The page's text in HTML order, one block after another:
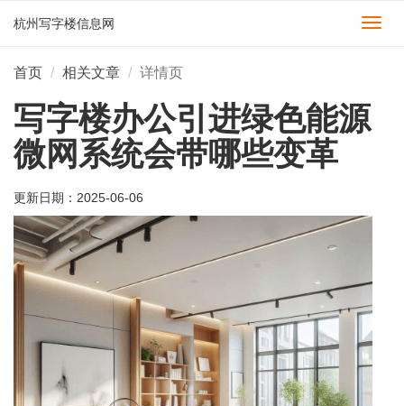
切
杭州写字楼信息网
首页 相关文章 详情页
写字楼办公引进绿色能源
微网系统会带哪些变革
更新日期： 2025-06-06